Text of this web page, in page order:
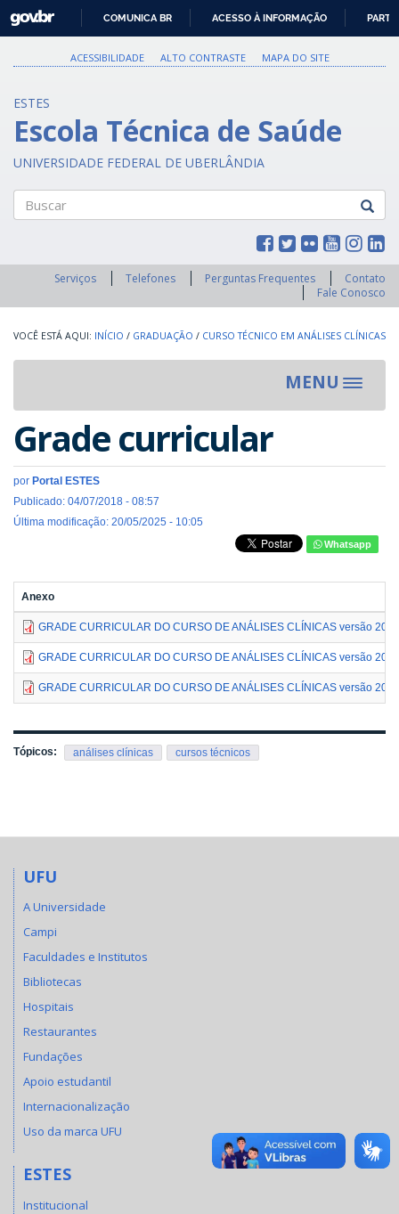
PARA
O
GOVBR
COMUNICA BR ACESSO À INFORMAÇÃO
ACESSIBILIDADE ALTO CONTRASTE MAPA DO SITE
ESTES
Escola Técnica de Saúde
UNIVERSIDADE FEDERAL DE UBERLÂNDIA
Serviços Telefones Perguntas Frequentes
Contato
Fale Conosco
INÍCIO / GRADUAÇÃO / CURSO TÉCNICO EM ANÁLISES CLÍNICAS
MENU
Toggle
Grade curricular
por Portal ESTES
Publicado: 04/07/2018 - 08:57
Última modificação: 20/05/2025 - 10:05
Whatsapp
Anexo
GRADE CURRICULAR DO CURSO DE ANÁLISES CLÍNICAS versão 2020
GRADE CURRICULAR DO CURSO DE ANÁLISES CLÍNICAS versão
GRADE CURRICULAR DO CURSO DE ANÁLISES CLÍNICAS versão
Tópicos: análises clínicas cursos técnicos
UFU
A Universidade
Campi
Faculdades e Institutos
Bibliotecas
Hospitais
Restaurantes
Fundações
Apoio estudantil
Internacionalização
Uso da marca UFU
ESTES
Institucional